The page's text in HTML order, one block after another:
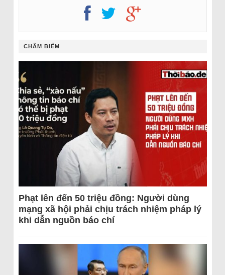
CHÂM BIẾM
Phạt lên đến 50 triệu đồng: Người dùng
mạng xã hội phải chịu trách nhiệm pháp lý
khi dẫn nguồn báo chí